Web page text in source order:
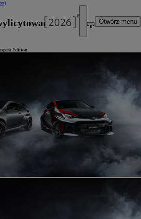
Otwórz menu
3 egzemplarze
Edition